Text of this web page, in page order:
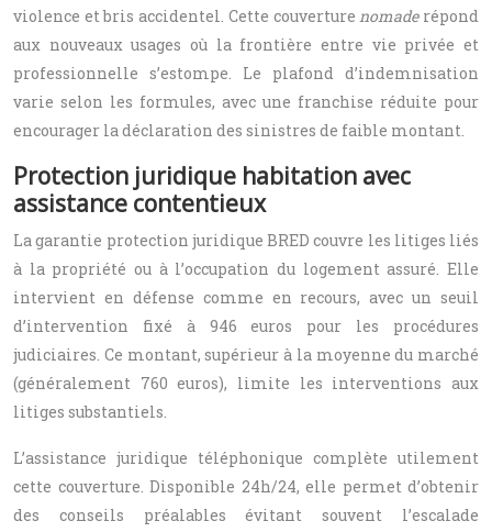
violence et bris accidentel. Cette couverturenomade répond
aux nouveaux usages où la frontière entre vie privée et
professionnelle s’estompe. Le plafond d’indemnisation
varie selon les formules, avec une franchise réduite pour
encourager la déclaration des sinistres de faible montant.
Protection juridique habitation avec
assistance contentieux
La garantie protection juridique BRED couvre les litiges liés
à la propriété ou à l’occupation du logement assuré. Elle
intervient en défense comme en recours, avec un seuil
d’intervention fixé à 946 euros pour les procédures
judiciaires. Ce montant, supérieur à la moyenne du marché
(généralement 760 euros), limite les interventions aux
litiges substantiels.
L’assistance juridique téléphonique complète utilement
cette couverture. Disponible 24h/24, elle permet d’obtenir
des conseils préalables évitant souvent l’escalade